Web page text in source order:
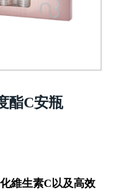
酯C安瓶
維生素C以及高效